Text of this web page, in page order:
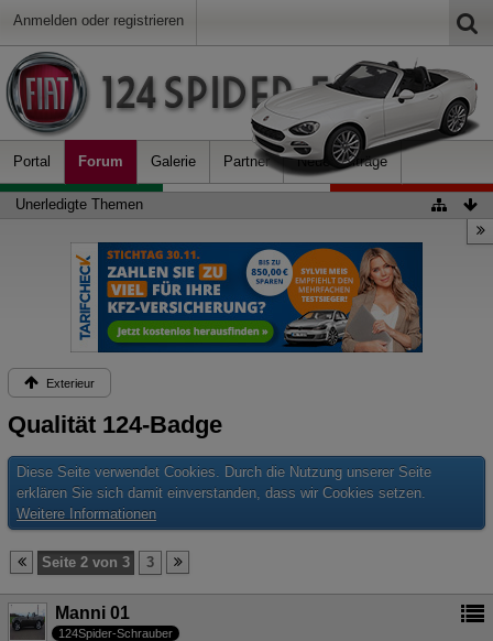
Anmelden oder registrieren
Portal Forum Galerie Partner Neue Beiträge
Unerledigte Themen
Exterieur
Qualität 124-Badge
Diese Seite verwendet Cookies. Durch die Nutzung unserer Seite
erklären Sie sich damit einverstanden, dass wir Cookies setzen.
Weitere Informationen
Seite 2 von 3 3
Manni 01
124Spider-Schrauber